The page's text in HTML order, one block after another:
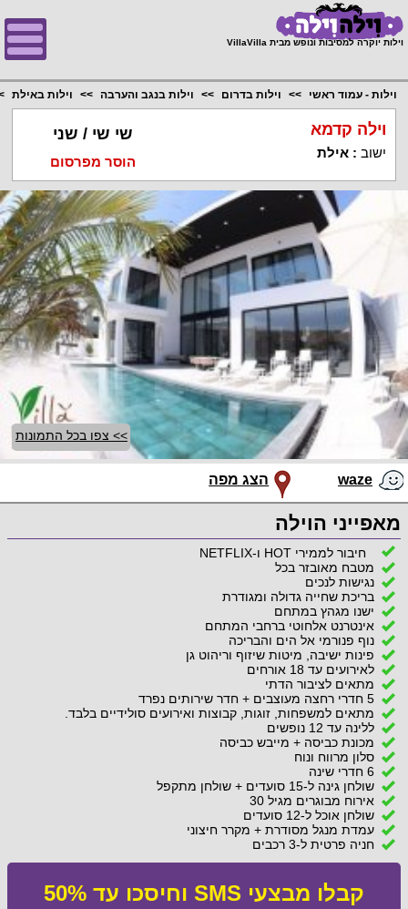
וילות יוקרה למסיבות ונופש מבית VillaVilla
וילות - עמוד ראשי וילות בדרום וילות בנגב והערבה וילות באילת
וילה קדמא
ישוב :אילת
שי שי / שני
הוסר מפרסום
>> צפו בכל התמונות
waze הצג מפה
מאפייני הוילה
חיבור לממירי HOT ו-NETFLIX
מטבח מאובזר בכל
נגישות לנכים
בריכת שחייה גדולה ומגודרת
ישנו מגהץ במתחם
אינטרנט אלחוטי ברחבי המתחם
נוף פנורמי אל הים והבריכה
פינות ישיבה, מיטות שיזוף וריהוט גן
לאירועים עד 18 אורחים
מתאים לציבור הדתי
5 חדרי רחצה מעוצבים + חדר שירותים נפרד
מתאים למשפחות, זוגות, קבוצות ואירועים סולידיים בלבד.
ללינה עד 12 נופשים
מכונת כביסה + מייבש כביסה
סלון מרווח ונוח
6 חדרי שינה
שולחן גינה ל-15 סועדים + שולחן מתקפל
אירוח מבוגרים מגיל 30
שולחן אוכל ל-12 סועדים
עמדת מנגל מסודרת + מקרר חיצוני
חניה פרטית ל-3 רכבים
קבלו מבצעי SMS וחיסכו עד 50%